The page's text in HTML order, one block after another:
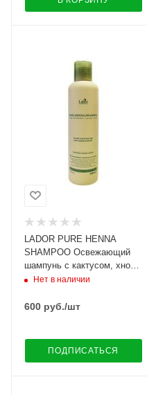
LADOR PURE HENNA
SHAMPOO Освежающий
шампунь с кактусом, хной
и ментолом 200ml
Нет в наличии
600 руб./шт
ПОДПИСАТЬСЯ